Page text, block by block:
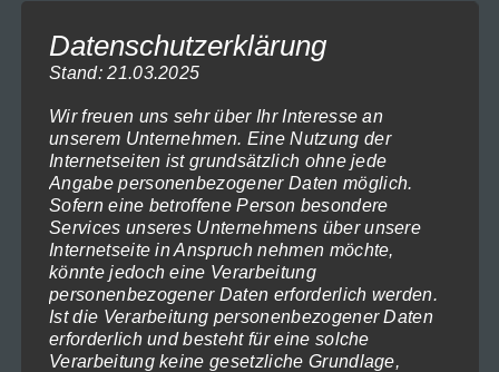
119,00€
bis
Ausführung wählen
Produktseite
gewählt
werden
Dieses
Produkt
weist
mehrere
Varianten
auf.
Die
Optionen
können
Datenschutzerklärung
Stand: 21.03.2025
Wir freuen uns sehr über Ihr Interesse an
unserem Unternehmen. Eine Nutzung der
Internetseiten ist grundsätzlich ohne jede
Angabe personenbezogener Daten möglich.
Sofern eine betroffene Person besondere
Services unseres Unternehmens über unsere
Internetseite in Anspruch nehmen möchte,
könnte jedoch eine Verarbeitung
personenbezogener Daten erforderlich werden.
Ist die Verarbeitung personenbezogener Daten
erforderlich und besteht für eine solche
Verarbeitung keine gesetzliche Grundlage,